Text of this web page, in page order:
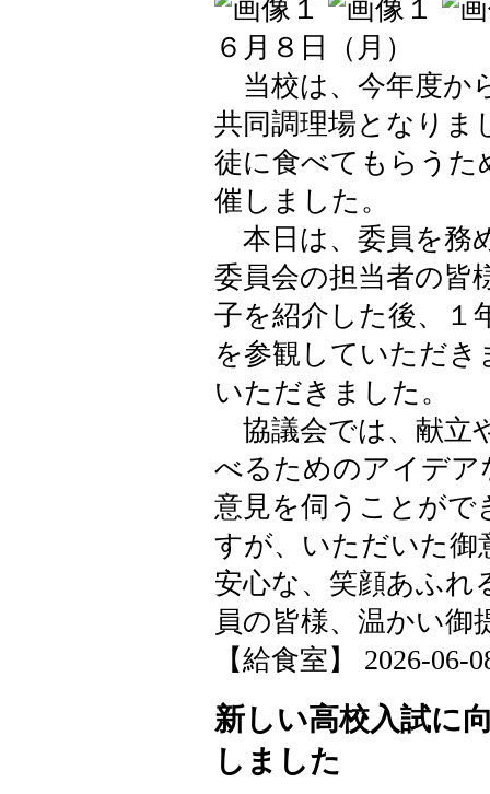
６月８日（月）
当校は、今年度か
共同調理場となりま
徒に食べてもらうた
催しました。
本日は、委員を務
委員会の担当者の皆
子を紹介した後、１
を参観していただき
いただきました。
協議会では、献立
べるためのアイデア
意見を伺うことがで
すが、いただいた御
安心な、笑顔あふれ
員の皆様、温かい
【給食室】 2026-06-
新しい高校入試に
しました